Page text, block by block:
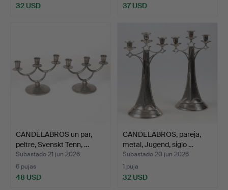
32 USD 37 USD
CANDELABROS un par,
peltre, Svenskt Tenn, …
Subastado 21 jun 2026
6 pujas
48 USD
CANDELABROS, pareja,
metal, Jugend, siglo …
Subastado 20 jun 2026
1 puja
32 USD